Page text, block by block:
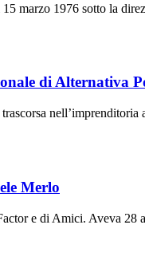
marzo 1976 sotto la
di Alternativa
Merlo
e di Amici. Aveva 28